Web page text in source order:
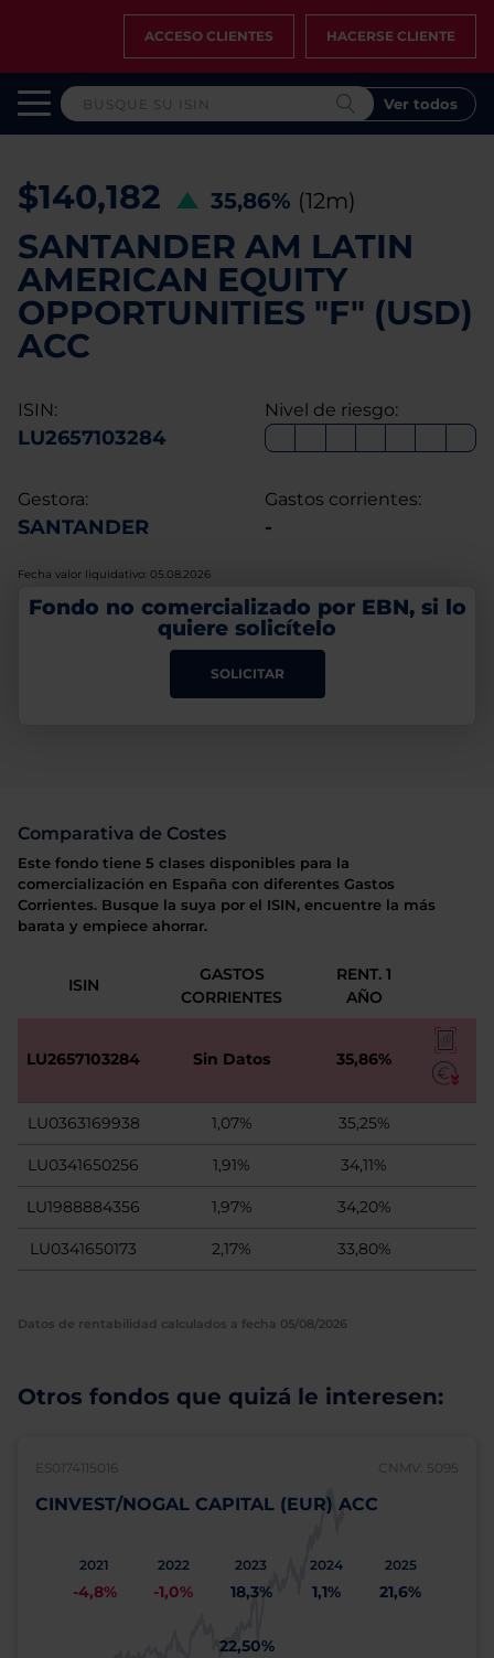
ACCESO CLIENTES HACERSE CLIENTE
Ver todos
$140,182 35,86% (12m)
SANTANDER AM LATIN
AMERICAN EQUITY
OPPORTUNITIES "F" (USD)
ACC
ISIN:
LU2657103284
Nivel de riesgo:
Gestora:
SANTANDER
Gastos corrientes:
-
Fecha valor liquidativo: 05.08.2026
Fondo no comercializado por EBN, si lo
quiere solicítelo
SOLICITAR
Comparativa de Costes
Este fondo tiene 5 clases disponibles para la
comercialización en España con diferentes Gastos
Corrientes. Busque la suya por el ISIN, encuentre la más
barata y empiece ahorrar.
ISIN
GASTOS
CORRIENTES
RENT. 1
AÑO
LU2657103284 Sin Datos 35,86%
LU0363169938 1,07% 35,25%
LU0341650256 1,91% 34,11%
LU1988884356 1,97% 34,20%
LU0341650173 2,17% 33,80%
Datos de rentabilidad calculados a fecha 05/08/2026
Otros fondos que quizá le interesen:
ES0174115016 CNMV: 5095
CINVEST/NOGAL CAPITAL (EUR) ACC
2021
-4,8%
2022
-1,0%
2023
18,3%
2024
1,1%
2025
21,6%
22,50%